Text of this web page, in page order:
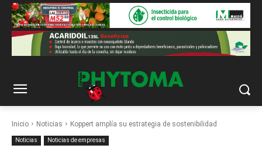
Inicio Noticias Koppert amplía su estrategia de sostenibilidad
Noticias Noticias de empresas